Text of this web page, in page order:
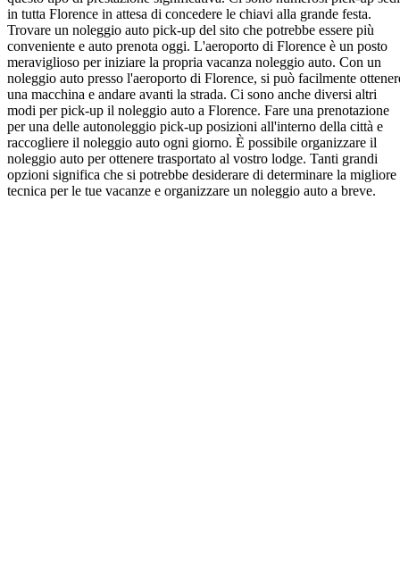
in tutta Florence in attesa di concedere le chiavi alla grande festa.
Trovare un noleggio auto pick-up del sito che potrebbe essere più
conveniente e auto prenota oggi. L'aeroporto di Florence è un posto
meraviglioso per iniziare la propria vacanza noleggio auto. Con un
noleggio auto presso l'aeroporto di Florence, si può facilmente
una macchina e andare avanti la strada. Ci sono anche diversi altri
modi per pick-up il noleggio auto a Florence. Fare una prenotazione
per una delle autonoleggio pick-up posizioni all'interno della città e
raccogliere il noleggio auto ogni giorno. È possibile organizzare il
noleggio auto per ottenere trasportato al vostro lodge. Tanti grandi
opzioni significa che si potrebbe desiderare di determinare la migliore
tecnica per le tue vacanze e organizzare un noleggio auto a breve.